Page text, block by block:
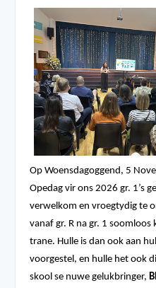
Op Woensdagoggend, 5
Opedag vir ons 2026 gr. 1’s
verwelkom en vroegtydig te
vanaf gr. R na gr. 1
trane. Hulle is dan ook aan
voorgestel, en hulle het ook
skool se nuwe gelukbringer,